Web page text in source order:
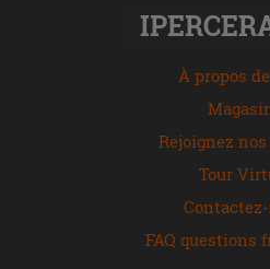
À propos
Rejoignez
Tour
FAQ questions